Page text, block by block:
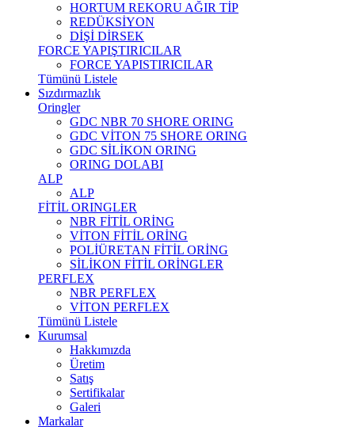
HORTUM REKORU AĞIR TİP
REDÜKSİYON
DİŞİ DİRSEK
FORCE YAPIŞTIRICILAR
FORCE YAPISTIRICILAR
Tümünü Listele
Sızdırmazlık
Oringler
GDC NBR 70 SHORE ORING
GDC VİTON 75 SHORE ORING
GDC SİLİKON ORING
ORING DOLABI
ALP
ALP
FİTİL ORINGLER
NBR FİTİL ORİNG
VİTON FİTİL ORİNG
POLİÜRETAN FİTİL ORİNG
SİLİKON FİTİL ORİNGLER
PERFLEX
NBR PERFLEX
VİTON PERFLEX
Tümünü Listele
Kurumsal
Hakkımızda
Üretim
Satış
Sertifikalar
Galeri
Markalar